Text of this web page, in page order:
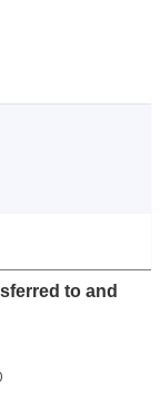
to and